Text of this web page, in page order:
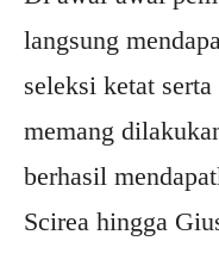
langsung
seleksi ketat
memang
berhasil
Scirea hingga